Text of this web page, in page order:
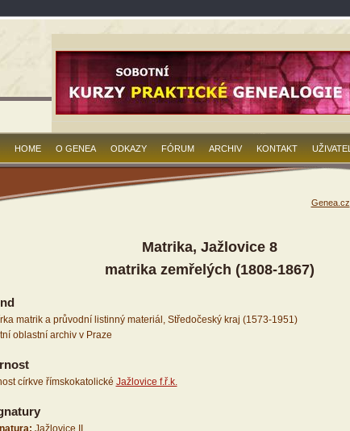
HOME O GENEA ODKAZY FÓRUM ARCHIV KONTAKT UŽIVATEL
Genea.cz
Matrika, Jažlovice 8
matrika zemřelých (1808-1867)
matrik a průvodní listinný materiál, Středočeský kraj (1573-1951)
oblastní archiv v Praze
církve římskokatolické Jažlovice f.ř.k.
Jažlovice II